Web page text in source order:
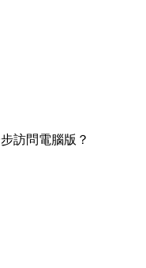
訪問電腦版？